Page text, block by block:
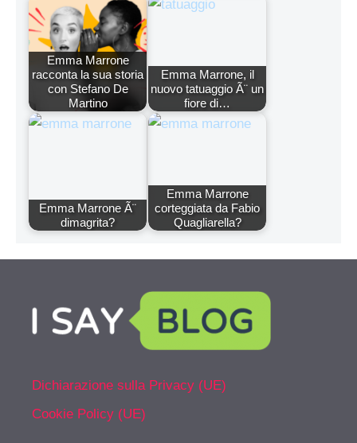
Emma Marrone
racconta la sua storia
con Stefano De
Martino
Emma Marrone, il
nuovo tatuaggio Ã¨ un
fiore di…
Emma Marrone Ã¨
dimagrita?
Emma Marrone
corteggiata da Fabio
Quagliarella?
Dichiarazione sulla Privacy (UE)
Cookie Policy (UE)